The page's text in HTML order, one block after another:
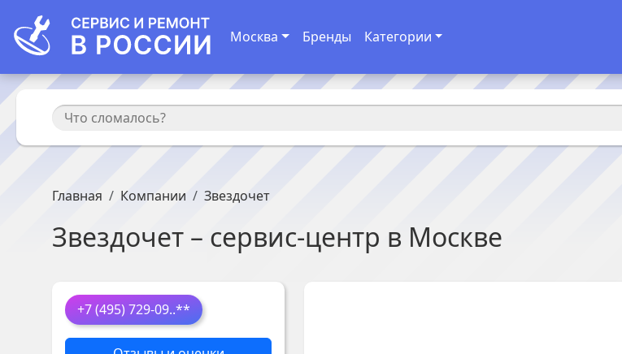
Москва Бренды Категории
Главная Компании Звездочет
Звездочет – сервис-центр в Москве
+7 (495) 729-09..**